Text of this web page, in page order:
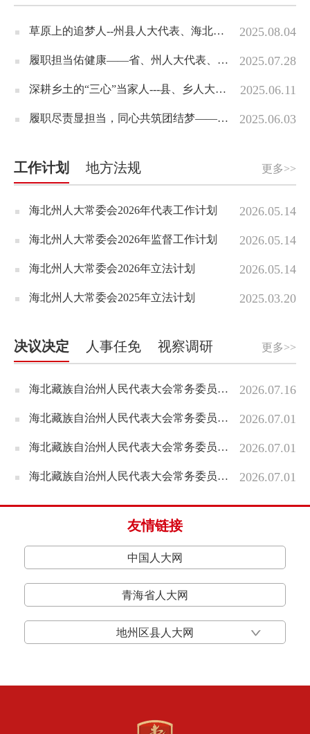
2025.08.04
草原上的追梦人--州县人大代表、海北文迦文化旅游发展有限公司总经理力杰群培履职故事
2025.07.28
履职担当佑健康——省、州人大代表、海北州第一人民医院党支部书记、副院长任莹的履职事迹
2025.06.11
深耕乡土的“三心”当家人---县、乡人大代表海晏县金滩乡岳峰村党支部书记、村委会主任李忠顺履职事迹
2025.06.03
履职尽责显担当，同心共筑团结梦——州、县人大代表刚察县科才·洛桑索巴尖措履职事迹
工作计划 地方法规
2026.05.14
海北州人大常委会2026年代表工作计划
2026.05.14
海北州人大常委会2026年监督工作计划
2026.05.14
海北州人大常委会2026年立法计划
2025.03.20
海北州人大常委会2025年立法计划
更多>>
决议决定 人事任免 视察调研
2026.07.16
海北藏族自治州人民代表大会常务委员会关于接受钢夫辞去海北藏族自治州第十五届人民代表大会常务委员会副主任职务请求的决定
2026.07.01
海北藏族自治州人民代表大会常务委员会关于接受马学力辞去海北藏族自治州第十五届人民代表大会监察和法律委员会主任委员职务请求的决定
2026.07.01
海北藏族自治州人民代表大会常务委员会关于接受克成林辞去海北藏族自治州第十五届人民代表大会财政经济委员会主任委员职务请求的决定
2026.07.01
海北藏族自治州人民代表大会常务委员会关于接受万扎西东主辞去海北藏族自治州第十五届人民代表大会常务委员会副主任职务请求的决定
更多>>
友情链接
中国人大网
青海省人大网
地州区县人大网